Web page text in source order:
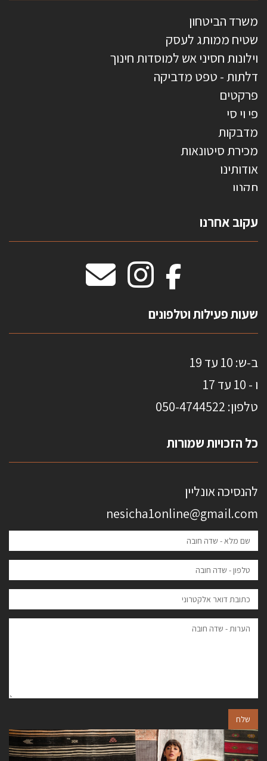
משרד הביטחון
שטיח ממותג לעסק
וילונות חסיני אש למוסדות חינוך
דלתות - טפט מדביקה
פרקטים
פי וי סי
מדבקות
מכירת סיטונאות
אודותינו
תקנון
טפטים משולשים
וילונות חסיני אש
מדבקות אנטי סאן
עקוב אחרנו
שעות פעילות וטלפונים
ב-ש: 10 עד 19
ו - 10 עד 17
טלפון: 0 50-4744522
כל הזכויות שמורות
להנסיכה אונליין
nesicha1online@gmail.com
שלח
הבא